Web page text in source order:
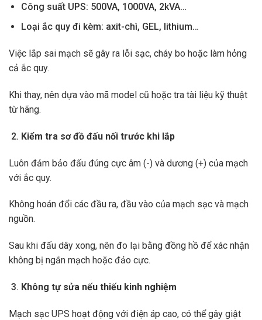
Công suất UPS: 500VA, 1000VA, 2kVA…
Loại ắc quy đi kèm: axit-chì, GEL, lithium…
Việc lắp sai mạch sẽ gây ra lỗi sạc, cháy bo hoặc làm hỏng
cả ắc quy.
Khi thay, nên dựa vào mã model cũ hoặc tra tài liệu kỹ thuật
từ hãng.
Kiểm tra sơ đồ đấu nối trước khi lắp
Luôn đảm bảo đấu đúng cực âm (-) và dương (+) của mạch
với ắc quy.
Không hoán đổi các đầu ra, đầu vào của mạch sạc và mạch
nguồn.
Sau khi đấu dây xong, nên đo lại bằng đồng hồ để xác nhận
không bị ngắn mạch hoặc đảo cực.
Không tự sửa nếu thiếu kinh nghiệm
Mạch sạc UPS hoạt động với điện áp cao, có thể gây giật